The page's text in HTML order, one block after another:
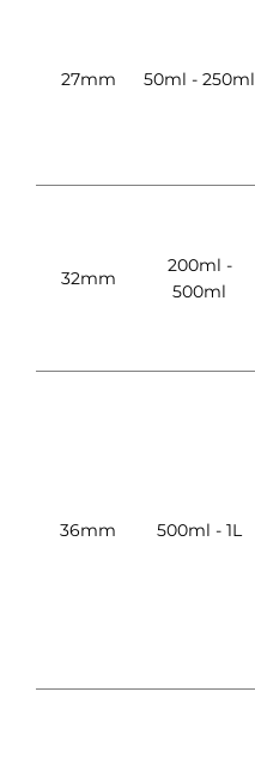
27mm 50ml - 250ml
32mm
200ml -
500ml
36mm 500ml - 1L